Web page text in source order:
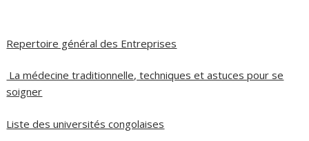
Repertoire général des Entreprises
La médecine traditionnelle, techniques et astuces pour se
soigner
Liste des universités congolaises